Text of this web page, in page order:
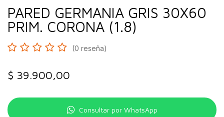
PARED GERMANIA GRIS 30X60
PRIM. CORONA (1.8)
(0 reseña)
$ 39.900,00
Consultar por WhatsApp